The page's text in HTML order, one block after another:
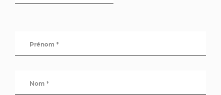
Prénom *
Nom *